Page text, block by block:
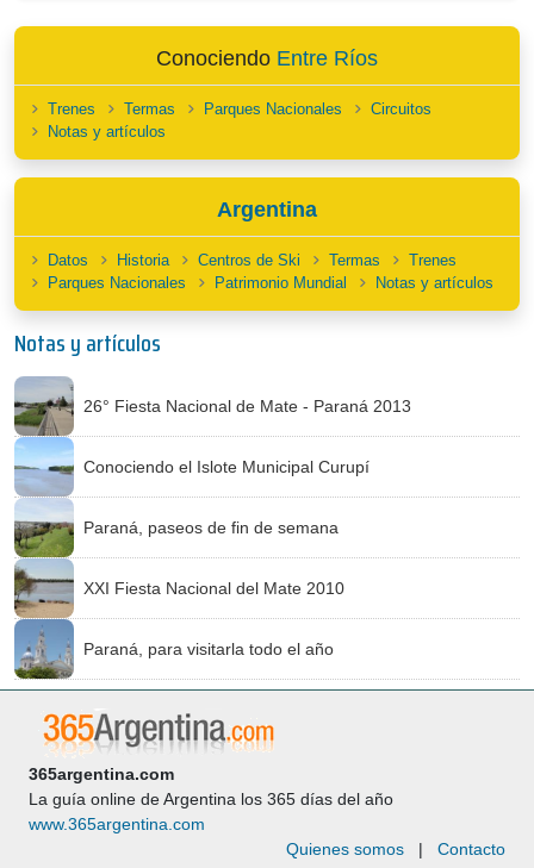
Conociendo Entre Ríos
Trenes Termas Parques Nacionales
Circuitos
Notas y artículos
Argentina
Datos Historia Centros de Ski Termas
Trenes
Parques Nacionales
Patrimonio Mundial Notas y artículos
Notas y artículos
26° Fiesta Nacional de Mate - Paraná 2013
Conociendo el Islote Municipal Curupí
Paraná, paseos de fin de semana
XXI Fiesta Nacional del Mate 2010
Paraná, para visitarla todo el año
365argentina.com
La guía online de Argentina los 365 días del año
www.365argentina.com
Quienes somos | Contacto